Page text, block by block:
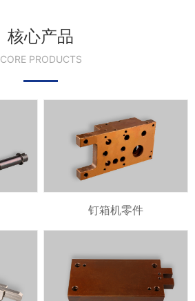
核心产品
CORE PRODUCTS
钉箱机零件